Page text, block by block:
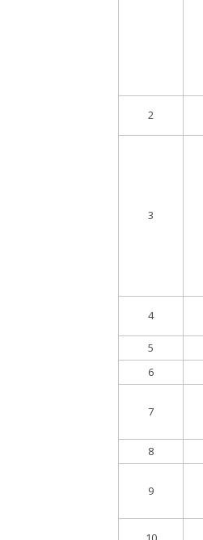
2
3
4
5
6
7
8
9